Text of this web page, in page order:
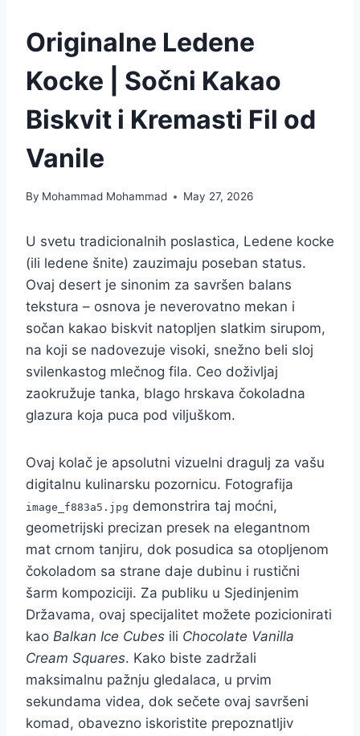
Originalne Ledene
Kocke | Sočni Kakao
Biskvit i Kremasti Fil od
Vanile
By Mohammad Mohammad May 27, 2026
U svetu tradicionalnih poslastica, Ledene kocke
(ili ledene šnite) zauzimaju poseban status.
Ovaj desert je sinonim za savršen balans
tekstura – osnova je neverovatno mekan i
sočan kakao biskvit natopljen slatkim sirupom,
na koji se nadovezuje visoki, snežno beli sloj
svilenkastog mlečnog fila. Ceo doživljaj
zaokružuje tanka, blago hrskava čokoladna
glazura koja puca pod viljuškom.
Ovaj kolač je apsolutni vizuelni dragulj za vašu
digitalnu kulinarsku pozornicu. Fotografija
image_f883a5.jpg demonstrira taj moćni,
geometrijski precizan presek na elegantnom
mat crnom tanjiru, dok posudica sa otopljenom
čokoladom sa strane daje dubinu i rustični
šarm kompoziciji. Za publiku u Sjedinjenim
Državama, ovaj specijalitet možete pozicionirati
kao Balkan Ice Cubes ili Chocolate Vanilla
Cream Squares. Kako biste zadržali
maksimalnu pažnju gledalaca, u prvim
sekundama videa, dok sečete ovaj savršeni
komad, obavezno iskoristite prepoznatljiv